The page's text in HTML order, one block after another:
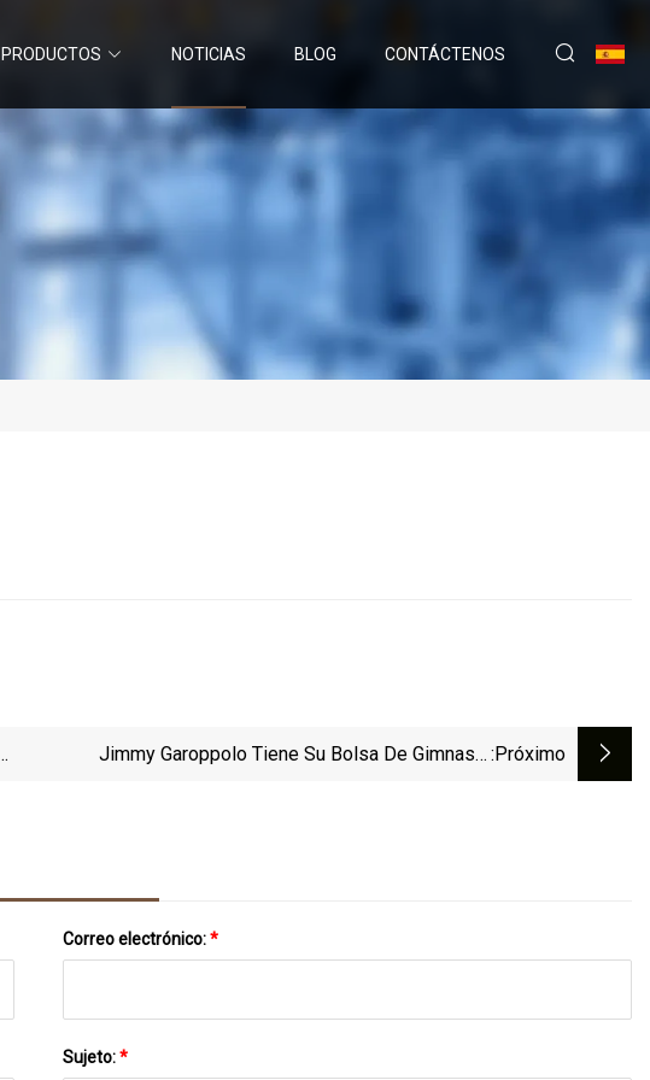
PRODUCTOS NOTICIAS BLOG CONTÁCTENOS
Jimmy Garoppolo Tiene Su Bolsa De Gimnasio :próximo
Correo electrónico:*
Sujeto:*